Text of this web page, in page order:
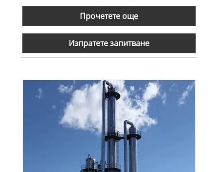
Прочетете още
Изпратете запитване